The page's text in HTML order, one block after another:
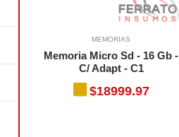
MEMORIAS
Memoria Micro Sd - 16 Gb -
C/ Adapt - C1
$18999.97